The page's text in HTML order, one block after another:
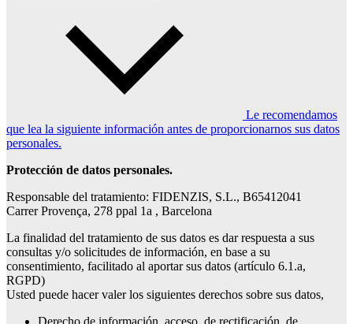
Le recomendamos
que lea la siguiente información antes de proporcionarnos sus datos
personales.
Protección de datos personales.
Responsable del tratamiento: FIDENZIS, S.L., B65412041
Carrer Provença, 278 ppal 1a , Barcelona
La finalidad del tratamiento de sus datos es dar respuesta a sus
consultas y/o solicitudes de información, en base a su
consentimiento, facilitado al aportar sus datos (artículo 6.1.a,
RGPD)
Usted puede hacer valer los siguientes derechos sobre sus datos,
Derecho de información, acceso, de rectificación, de